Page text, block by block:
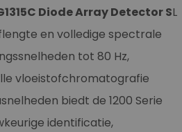
Diode Array Detector SL
en volledige spectrale
tot 80 Hz,
vloeistofchromatografie
biedt de 1200 Serie
identificatie,